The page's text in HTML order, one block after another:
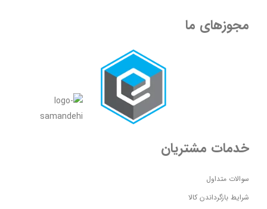
مجوزهای ما
خدمات مشتریان
سوالات متداول
شرایط بازگرداندن کالا